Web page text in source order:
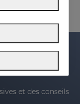
et recevez
achat
et des conseils